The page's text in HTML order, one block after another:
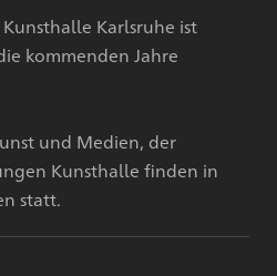
Karlsruhe ist
kommenden Jahre
und Medien, der
Kunsthalle finden in
statt.